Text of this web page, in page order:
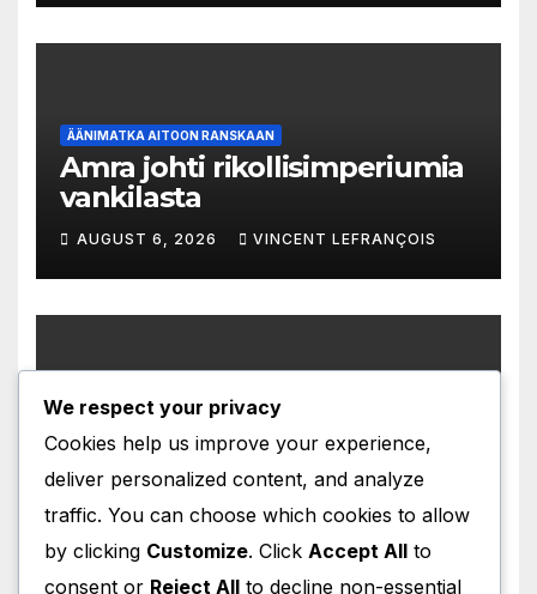
ÄÄNIMATKA AITOON RANSKAAN
Amra johti rikollisimperiumia
vankilasta
AUGUST 6, 2026 VINCENT LEFRANÇOIS
ÄÄNIMATKA AITOON RANSKAAN
Immunoterapia pelasti
unelman äitiydestä
AUGUST 5, 2026 VINCENT LEFRANÇOIS
We respect your privacy
Cookies help us improve your experience,
deliver personalized content, and analyze
traffic. You can choose which cookies to allow
by clicking Customize. Click Accept All to
consent or Reject All to decline non-essential